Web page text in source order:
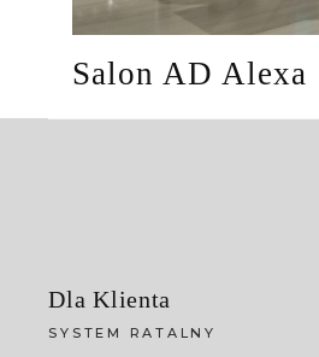
Salon AD Alexa
Dla Klienta
SYSTEM RATALNY